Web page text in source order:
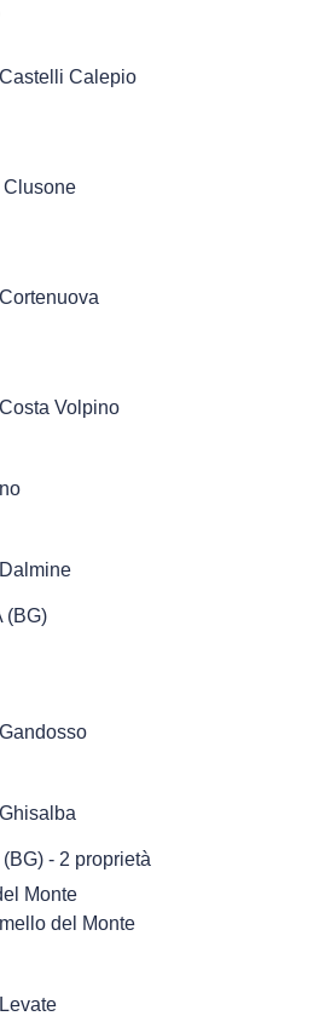
Calepio
Volpino
(BG)
- 2 proprietà
Monte
del Monte